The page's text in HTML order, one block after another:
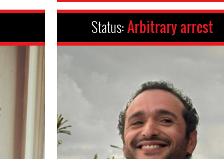
Status:Arbitrary arrest